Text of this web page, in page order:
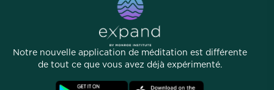
Programme d'affiliation
Notre nouvelle application de méditation est différente
de tout ce que vous avez déjà expérimenté.